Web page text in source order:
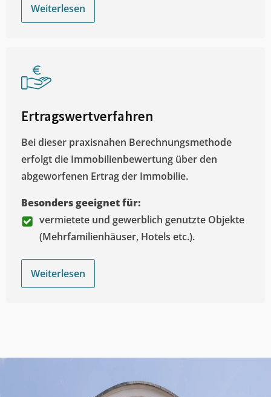
Weiterlesen
Ertragswertverfahren
Bei dieser praxisnahen Berechnungsmethode
erfolgt die Immobilienbewertung über den
abgeworfenen Ertrag der Immobilie.
Besonders geeignet für:
vermietete und gewerblich genutzte Objekte
(Mehrfamilienhäuser, Hotels etc.).
Weiterlesen